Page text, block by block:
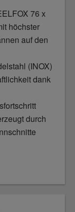
76 x
höchster
auf den
(INOX)
dank
durch